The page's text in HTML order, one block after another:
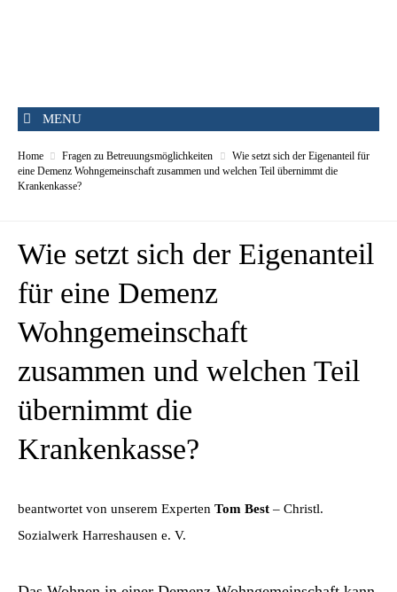
MENU
Home Fragen zu Betreuungsmöglichkeiten
Wie setzt sich der Eigenanteil für
eine Demenz Wohngemeinschaft zusammen und welchen Teil übernimmt die
Krankenkasse?
Wie setzt sich der Eigenanteil
für eine Demenz
Wohngemeinschaft
zusammen und welchen Teil
übernimmt die
Krankenkasse?
beantwortet von unserem Experten Tom Best – Christl.
Sozialwerk Harreshausen e. V.